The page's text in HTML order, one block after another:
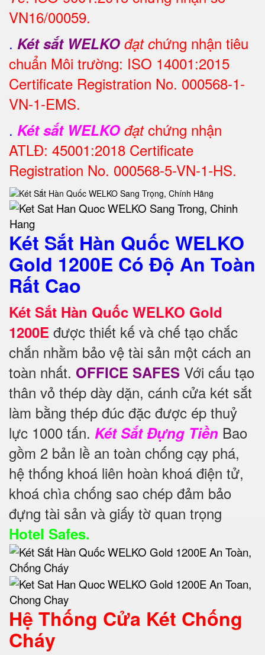
VN16/00059.
. Két sắt WELKO đạt chứng nhận tiêu
chuẩn Môi trường: ISO 14001:2015
Certificate Registration No. 000568-1-
VN-1-EMS.
. Két sắt WELKO đạtchứng nhận
ATLĐ: 45001:2018 Certificate
Registration No. 000568-5-VN-1-HS.
Két Sắt Hàn Quốc WELKO
Gold 1200E Có Độ An Toàn
Rất Cao
Két Sắt Hàn Quốc WELKO Gold
1200E được thiết kế và chế tạo chắc
chắn nhằm bảo vệ tài sản một cách an
toàn nhất. OFFICE SAFES Với cấu tạo
thân vỏ thép dày dặn, cánh cửa két sắt
làm bằng thép đúc đặc được ép thuỷ
lực 1000 tấn. Két Sắt Đựng Tiền Bao
gồm 2 bản lề an toàn chống cạy phá,
hệ thống khoá liên hoàn khoá điện tử,
khoá chìa chống sao chép đảm bảo
đựng tài sản và giấy tờ quan trọng
Hotel Safes.
Hệ Thống Cửa Két Chống
Cháy